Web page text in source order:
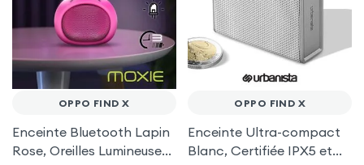
OPPO FIND X
Enceinte Bluetooth Lapin
Rose, Oreilles Lumineuses
OPPO FIND X
Enceinte Ultra-compact
Blanc, Certifiée IPX5 et